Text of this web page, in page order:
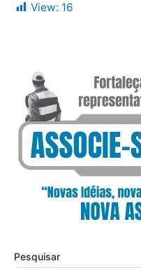
View: 16
Pesquisar